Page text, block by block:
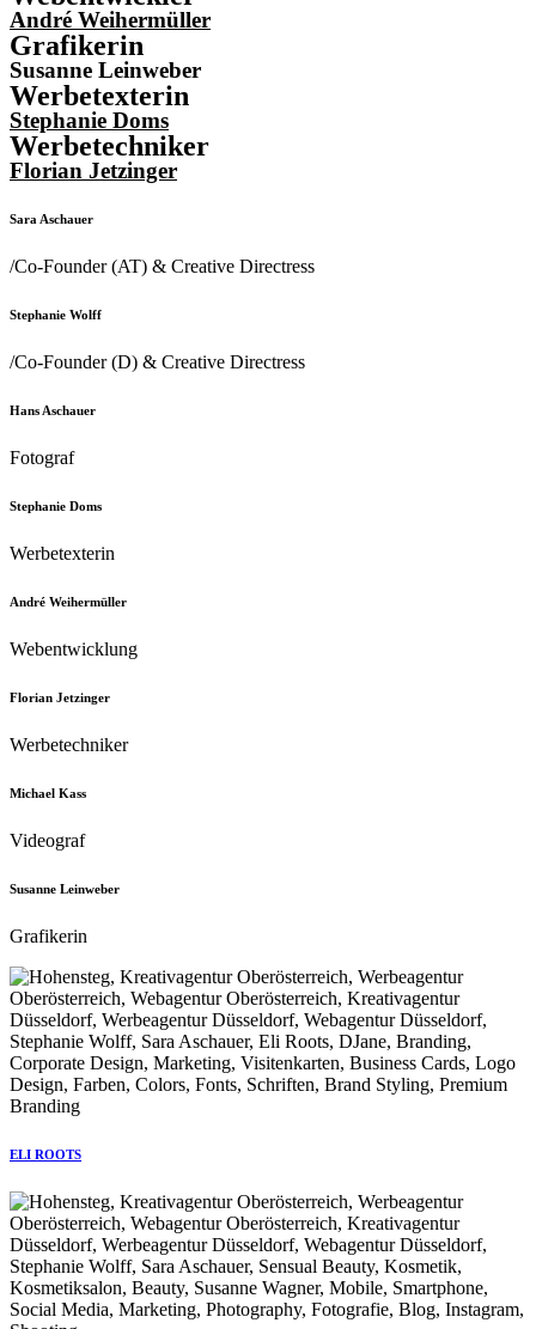
André Weihermüller
Grafikerin
Susanne Leinweber
Werbetexterin
Stephanie Doms
Werbetechniker
Florian Jetzinger
Sara Aschauer
/Co-Founder (AT) & Creative Directress
Stephanie Wolff
/Co-Founder (D) & Creative Directress
Hans Aschauer
Fotograf
Stephanie Doms
Werbetexterin
André Weihermüller
Webentwicklung
Florian Jetzinger
Werbetechniker
Michael Kass
Videograf
Susanne Leinweber
Grafikerin
ELI ROOTS